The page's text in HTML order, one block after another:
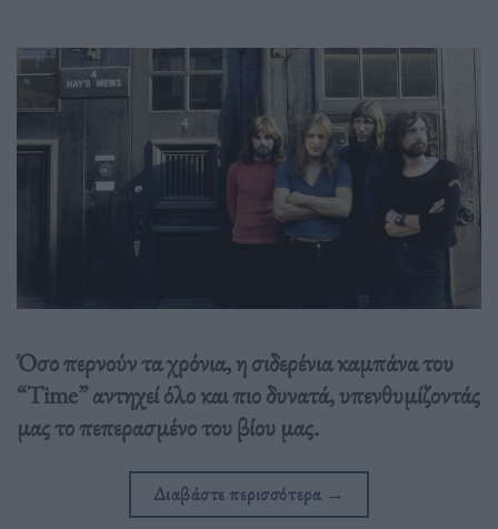
Όσο περνούν τα χρόνια, η σιδερένια καμπάνα του
“Time” αντηχεί όλο και πιο δυνατά, υπενθυμίζοντάς
μας το πεπερασμένο του βίου μας.
Διαβάστε περισσότερα →